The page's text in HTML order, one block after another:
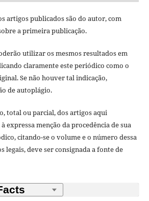
artigos publicados são do autor, com
a primeira publicação.
utilizar os mesmos resultados em
claramente este periódico como o
Se não houver tal indicação,
de autoplágio.
total ou parcial, dos artigos aqui
expressa menção da procedência de sua
citando-se o volume e o número dessa
legais, deve ser consignada a fonte de